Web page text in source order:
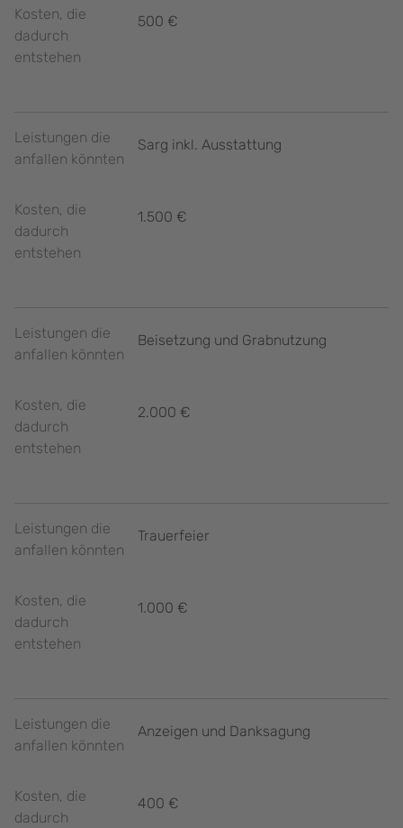
Kosten, die
dadurch
entstehen
500 €
Leistungen die
anfallen könnten
Sarg inkl. Ausstattung
Kosten, die
dadurch
entstehen
1.500 €
Leistungen die
anfallen könnten
Beisetzung und Grabnutzung
Kosten, die
dadurch
entstehen
2.000 €
Leistungen die
anfallen könnten
Trauerfeier
Kosten, die
dadurch
entstehen
1.000 €
Leistungen die
anfallen könnten
Anzeigen und Danksagung
Kosten, die
dadurch
400 €